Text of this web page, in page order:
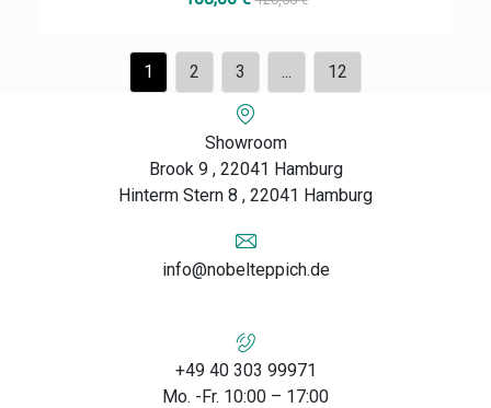
1 2 3 ... 12
Showroom
Brook 9 , 22041 Hamburg
Hinterm Stern 8 , 22041 Hamburg
info@nobelteppich.de
+49 40 303 99971
Mo. -Fr. 10:00 – 17:00